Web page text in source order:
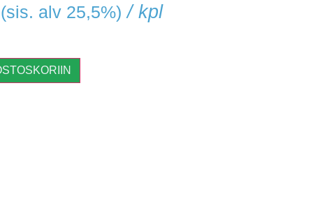
(sis. alv 25,5%) / kpl